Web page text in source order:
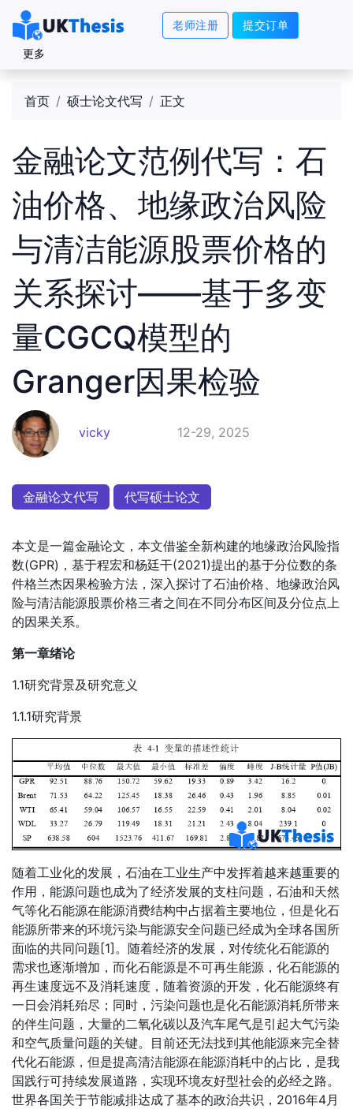
老师注册 提交订单
更多
首页 硕士论文代写 正文
金融论文范例代写：石
油价格、地缘政治风险
与清洁能源股票价格的
关系探讨——基于多变
量CGCQ模型的
Granger因果检验
vicky 12-29, 2025
金融论文代写 代写硕士论文
本文是一篇金融论文，本文借鉴全新构建的地缘政治风险指
数(GPR)，基于程宏和杨廷干(2021)提出的基于分位数的条
件格兰杰因果检验方法，深入探讨了石油价格、地缘政治风
险与清洁能源股票价格三者之间在不同分布区间及分位点上
的因果关系。
第一章绪论
1.1研究背景及研究意义
1.1.1研究背景
随着工业化的发展，石油在工业生产中发挥着越来越重要的
作用，能源问题也成为了经济发展的支柱问题，石油和天然
气等化石能源在能源消费结构中占据着主要地位，但是化石
能源所带来的环境污染与能源安全问题已经成为全球各国所
面临的共同问题[1]。随着经济的发展，对传统化石能源的
需求也逐渐增加，而化石能源是不可再生能源，化石能源的
再生速度远不及消耗速度，随着资源的开发，化石能源终有
一日会消耗殆尽；同时，污染问题也是化石能源消耗所带来
的伴生问题，大量的二氧化碳以及汽车尾气是引起大气污染
和空气质量问题的关键。目前还无法找到其他能源来完全替
代化石能源，但是提高清洁能源在能源消耗中的占比，是我
国践行可持续发展道路，实现环境友好型社会的必经之路。
世界各国关于节能减排达成了基本的政治共识，2016年4月